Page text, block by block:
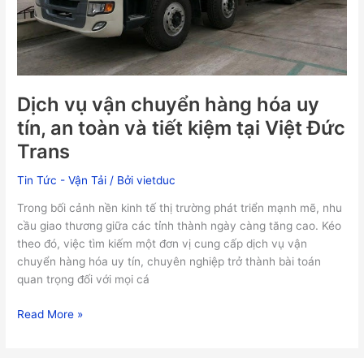
Dịch vụ vận chuyển hàng hóa uy
tín, an toàn và tiết kiệm tại Việt Đức
Trans
Tin Tức - Vận Tải / Bởivietduc
Trong bối cảnh nền kinh tế thị trường phát triển mạnh mẽ, nhu
cầu giao thương giữa các tỉnh thành ngày càng tăng cao. Kéo
theo đó, việc tìm kiếm một đơn vị cung cấp dịch vụ vận
chuyển hàng hóa uy tín, chuyên nghiệp trở thành bài toán
quan trọng đối với mọi cá
và
kiệm
Đức
Trans
Read More »